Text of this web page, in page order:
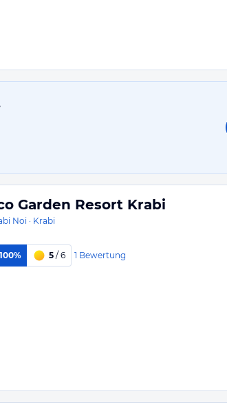
Garden Resort Krabi
Noi · Krabi
100% 5 / 6 1 Bewertung